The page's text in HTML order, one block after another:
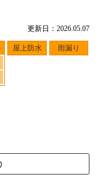
更新日：2026.05.07
屋上防水 雨漏り